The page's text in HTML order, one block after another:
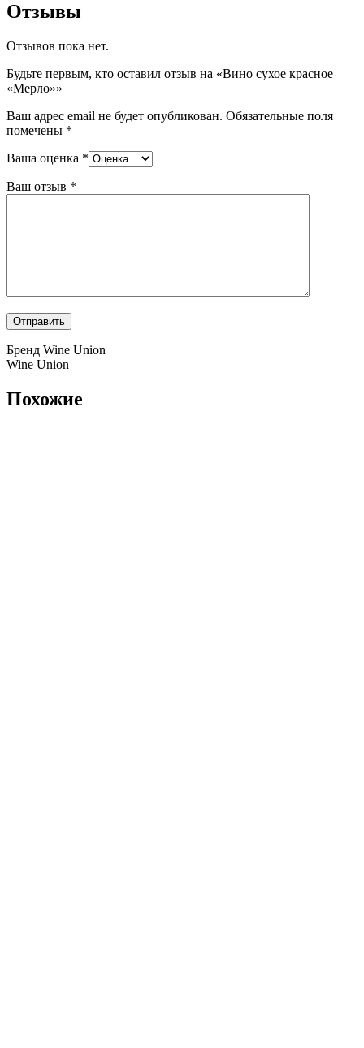
Отзывы
Отзывов пока нет.
Будьте первым, кто оставил отзыв на «Вино сухое красное
«Мерло»»
Ваш адрес email не будет опубликован. Обязательные поля
помечены *
Ваша оценка *
Ваш отзыв *
Бренд Wine Union
Wine Union
Похожие